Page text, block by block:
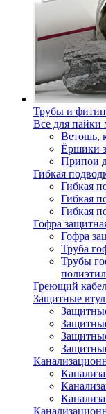
Трубы и
Все для пайки
Ветошь,
Ёршики
Припои
Гибкая
Гибкая
Гибкая
Гибкая
Гофра
Гофра
Труба
Трубы
Греющий
Защитные